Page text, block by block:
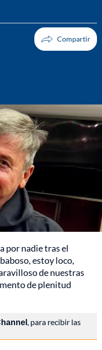
por nadie tras el
estoy loco,
de nuestras
de plenitud
, para recibir las